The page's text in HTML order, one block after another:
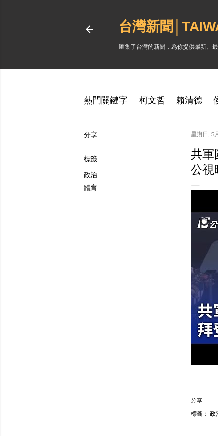
台灣新聞
匯集了台灣的新聞，為你提供最新、
熱門關鍵字 柯文哲 賴清德
分享
標籤
政治
體育
星期日, 5
共軍
公視
分享
標籤： 政